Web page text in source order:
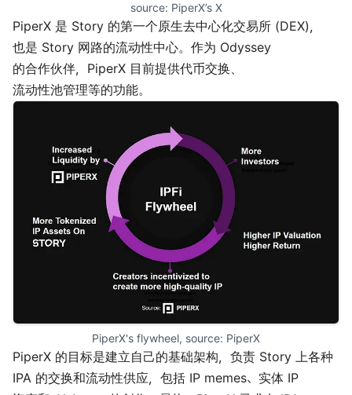
source: PiperX’s X
PiperX 是 Story 的第一个原生去中心化交易所 (DEX)，
也是 Story 网路的流动性中心。作为 Odyssey
的合作伙伴，PiperX 目前提供代币交换、
流动性池管理等的功能。
PiperX's flywheel, source: PiperX
PiperX 的目标是建立自己的基础架构，负责 Story 上各种
IPA 的交换和流动性供应，包括 IP memes、实体 IP